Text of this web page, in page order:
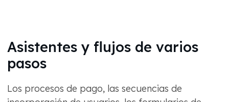
Asistentes y flujos de varios
pasos
Los procesos de pago, las secuencias de